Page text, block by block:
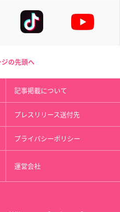
ジの先頭へ
記事掲載について
プレスリリース送付先
プライバシーポリシー
運営会社